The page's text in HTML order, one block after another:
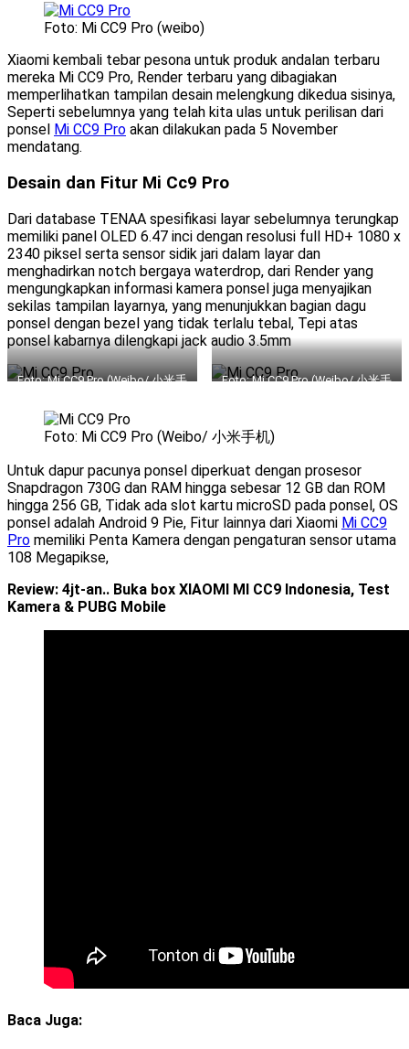
Foto: Mi CC9 Pro (weibo)
Xiaomi kembali tebar pesona untuk produk andalan terbaru
mereka Mi CC9 Pro, Render terbaru yang dibagiakan
memperlihatkan tampilan desain melengkung dikedua sisinya,
Seperti sebelumnya yang telah kita ulas untuk perilisan dari
ponsel Mi CC9 Pro akan dilakukan pada 5 November
mendatang.
Desain dan Fitur Mi Cc9 Pro
Dari database TENAA spesifikasi layar sebelumnya terungkap
memiliki panel OLED 6.47 inci dengan resolusi full HD+ 1080 x
2340 piksel serta sensor sidik jari dalam layar dan
menghadirkan notch bergaya waterdrop, dari Render yang
mengungkapkan informasi kamera ponsel juga menyajikan
sekilas tampilan layarnya, yang menunjukkan bagian dagu
ponsel dengan bezel yang tidak terlalu tebal, Tepi atas
ponsel kabarnya dilengkapi jack audio 3.5mm
Foto: Mi CC9 Pro (Weibo/ 小米手
Foto: Mi CC9 Pro (Weibo/ 小米手
Foto: Mi CC9 Pro (Weibo/ 小米手机)
Untuk dapur pacunya ponsel diperkuat dengan prosesor
Snapdragon 730G dan RAM hingga sebesar 12 GB dan ROM
hingga 256 GB, Tidak ada slot kartu microSD pada ponsel, OS
ponsel adalah Android 9 Pie, Fitur lainnya dari Xiaomi Mi CC9
Pro memiliki Penta Kamera dengan pengaturan sensor utama
108 Megapikse,
Review: 4jt-an.. Buka box XIAOMI MI CC9 Indonesia, Test
Kamera & PUBG Mobile
Baca Juga: